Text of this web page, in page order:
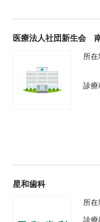
医療法人社団新生会
所
診療
星和歯科
所
診療